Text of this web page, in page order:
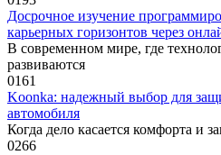
Досрочное изучение
карьерных горизонтов через
В современном мире, где
развиваются
0161
Koonka: надежный выбор для
автомобиля
Когда дело касается комфорта и
0266